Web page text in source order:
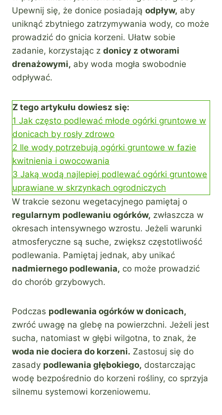
Upewnij się, że donice posiadają odpływ, aby
uniknąć zbytniego zatrzymywania wody, co może
prowadzić do gnicia korzeni. Ułatw sobie
zadanie, korzystając z donicy z otworami
drenażowymi, aby woda mogła swobodnie
odpływać.
Z tego artykułu dowiesz się:
1 Jak często podlewać młode ogórki gruntowe w
donicach by rosły zdrowo
2 Ile wody potrzebują ogórki gruntowe w fazie
kwitnienia i owocowania
3 Jaką wodą najlepiej podlewać ogórki gruntowe
uprawiane w skrzynkach ogrodniczych
W trakcie sezonu wegetacyjnego pamiętaj o
regularnym podlewaniu ogórków, zwłaszcza w
okresach intensywnego wzrostu. Jeżeli warunki
atmosferyczne są suche, zwiększ częstotliwość
podlewania. Pamiętaj jednak, aby unikać
nadmiernego podlewania, co może prowadzić
do chorób grzybowych.
Podczas podlewania ogórków w donicach,
zwróć uwagę na glebę na powierzchni. Jeżeli jest
sucha, natomiast w głębi wilgotna, to znak, że
woda nie dociera do korzeni. Zastosuj się do
zasady podlewania głębokiego, dostarczając
wodę bezpośrednio do korzeni rośliny, co sprzyja
silnemu systemowi korzeniowemu.